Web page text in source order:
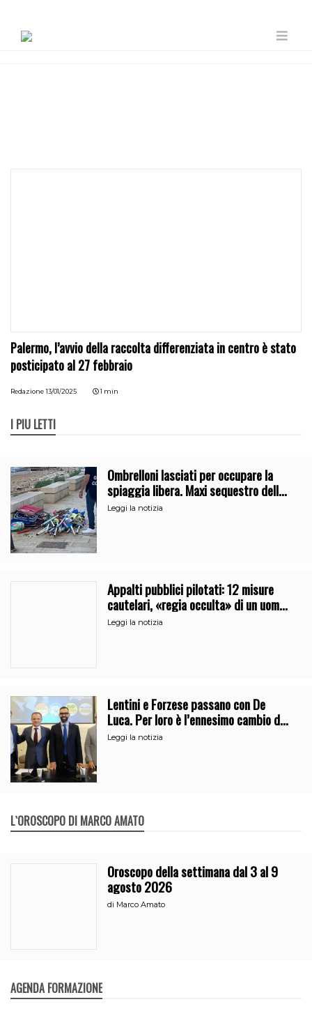
Palermo, l’avvio della raccolta differenziata in centro è stato
posticipato al 27 febbraio
Redazione 13/01/2025 1 min
I PIÙ LETTI
Ombrelloni lasciati per occupare la
spiaggia libera. Maxi sequestro della
Guardia Costiera
Leggi la notizia
Appalti pubblici pilotati: 12 misure
cautelari, «regia occulta» di un uomo
vicino al clan
Leggi la notizia
Lentini e Forzese passano con De
Luca. Per loro è l’ennesimo cambio di
partito
Leggi la notizia
L`OROSCOPO DI MARCO AMATO
Oroscopo della settimana dal 3 al 9
agosto 2026
di Marco Amato
AGENDA FORMAZIONE